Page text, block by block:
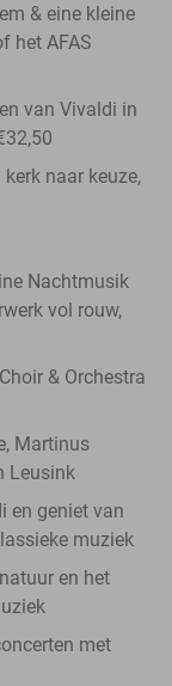
& eine kleine
het AFAS
van Vivaldi in
naar keuze,
Nachtmusik
vol rouw,
& Orchestra
Martinus
Leusink
en geniet van
muziek
en het
met